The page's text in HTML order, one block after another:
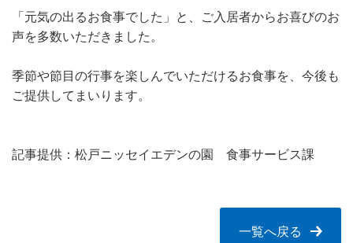
「元気の出るお食事でした」と、ご入居者からお喜びのお
声を多数いただきました。
季節や節目の行事を楽しんでいただけるお食事を、今後も
ご提供してまいります。
記事提供：松戸ニッセイエデンの園 食事サービス課
一覧へ戻る